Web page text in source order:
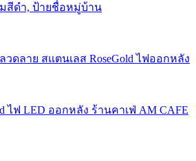
มสีดำ, ป้ายชื่อหมู่บ้าน
วดลาย สแตนเลส RoseGold ไฟออกหลัง
ไฟ LED ออกหลัง ร้านคาเฟ่ AM CAFE